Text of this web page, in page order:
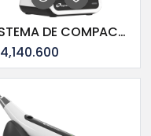
SISTEMA DE COMPACTACION TERMICA FAST PACK "PRO" 2da. Gene.+ 3 puntas
4,140.600